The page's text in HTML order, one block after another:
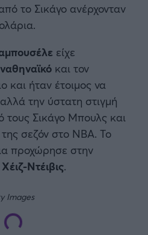
το Σικάγο ανέρχονταν
είχε
και τον
ήταν έτοιμος να
την ύστατη στιγμή
Σικάγο Μπουλς και
σεζόν στο ΝΒΑ. Το
προχώρησε στην
Ντέιβις.
Images